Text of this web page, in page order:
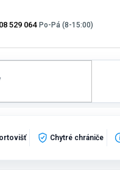
529 064
Výměna, vrácení a reklamace zboží
Chytré chrániče